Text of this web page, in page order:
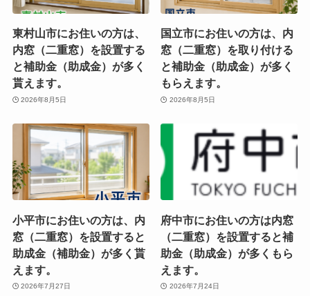
東村山市にお住いの方は、
内窓（二重窓）を設置する
と補助金（助成金）が多く
貰えます。
2026年8月5日
国立市にお住いの方は、内
窓（二重窓）を取り付ける
と補助金（助成金）が多く
もらえます。
2026年8月5日
小平市にお住いの方は、内
窓（二重窓）を設置すると
助成金（補助金）が多く貰
えます。
2026年7月27日
府中市にお住いの方は内窓
（二重窓）を設置すると補
助金（助成金）が多くもら
えます。
2026年7月24日